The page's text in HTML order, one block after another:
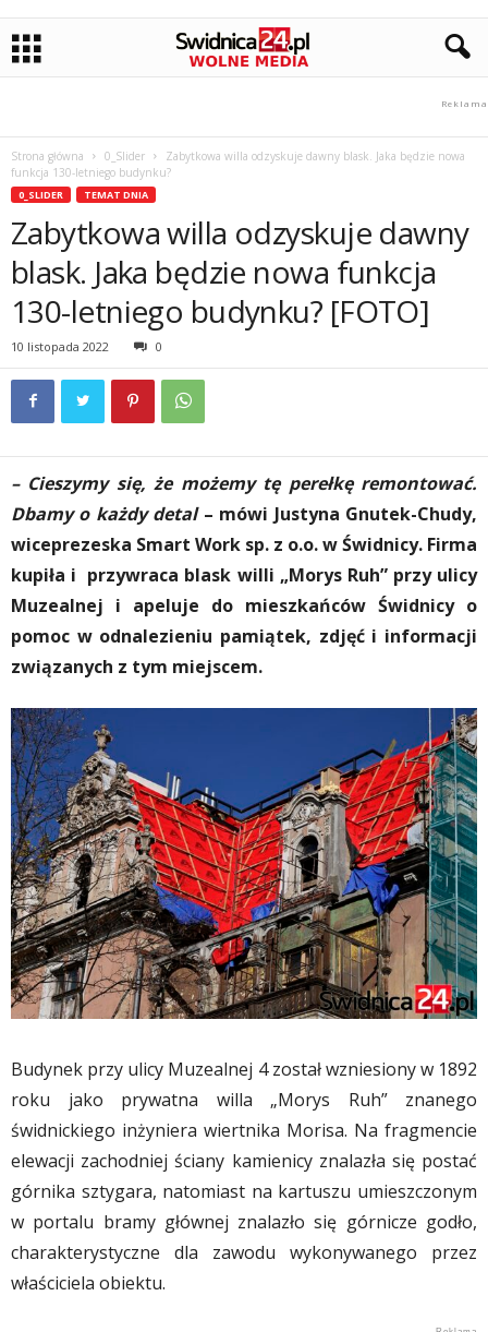
Strona główna 0_Slider
Zabytkowa willa odzyskuje dawny blask. Jaka będzie nowa
funkcja 130-letniego budynku?
0_SLIDER TEMAT DNIA
Zabytkowa willa odzyskuje dawny
blask. Jaka będzie nowa funkcja
130-letniego budynku? [FOTO]
10 listopada 2022 0
– Cieszymy się, że możemy tę perełkę remontować.
Dbamy o każdy detal– mówi Justyna Gnutek-Chudy,
wiceprezeska Smart Work sp. z o.o. w Świdnicy. Firma
kupiła i przywraca blask willi „Morys Ruh” przy ulicy
Muzealnej i apeluje do mieszkańców Świdnicy o
pomoc w odnalezieniu pamiątek, zdjęć i informacji
związanych z tym miejscem.
Budynek przy ulicy Muzealnej 4 został wzniesiony w 1892
roku jako prywatna willa „Morys Ruh” znanego
świdnickiego inżyniera wiertnika Morisa. Na fragmencie
elewacji zachodniej ściany kamienicy znalazła się postać
górnika sztygara, natomiast na kartuszu umieszczonym
w portalu bramy głównej znalazło się górnicze godło,
charakterystyczne dla zawodu wykonywanego przez
właściciela obiektu.